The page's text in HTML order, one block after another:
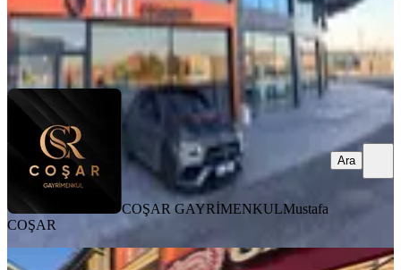
COŞAR GAYRİMENKULMustafa COŞAR
Ara
COŞAR GAYRİMENKULMustafa
COŞAR
Ara
ÖNE ÇIKAN